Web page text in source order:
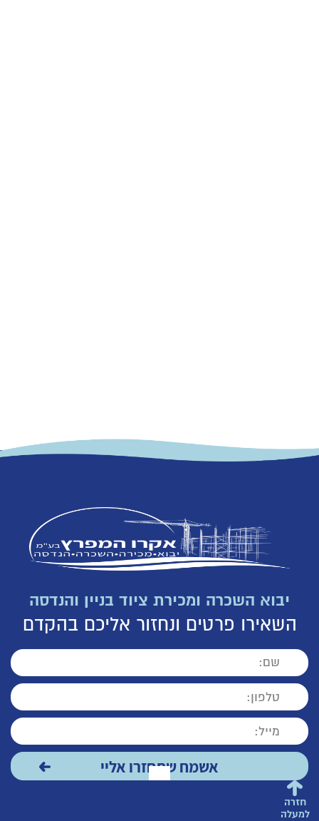
יבוא השכרה ומכירת ציוד בניין והנדסה
השאירו פרטים ונחזור אליכם בהקדם
חזרה
למעלה